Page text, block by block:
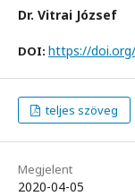
Dr. Vitrai József
DOI: https://
teljes szöveg
Megjelent
2020-04-05